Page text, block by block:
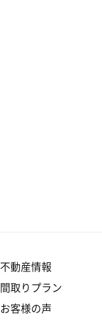
不動産情報
間取りプラン
お客様の声